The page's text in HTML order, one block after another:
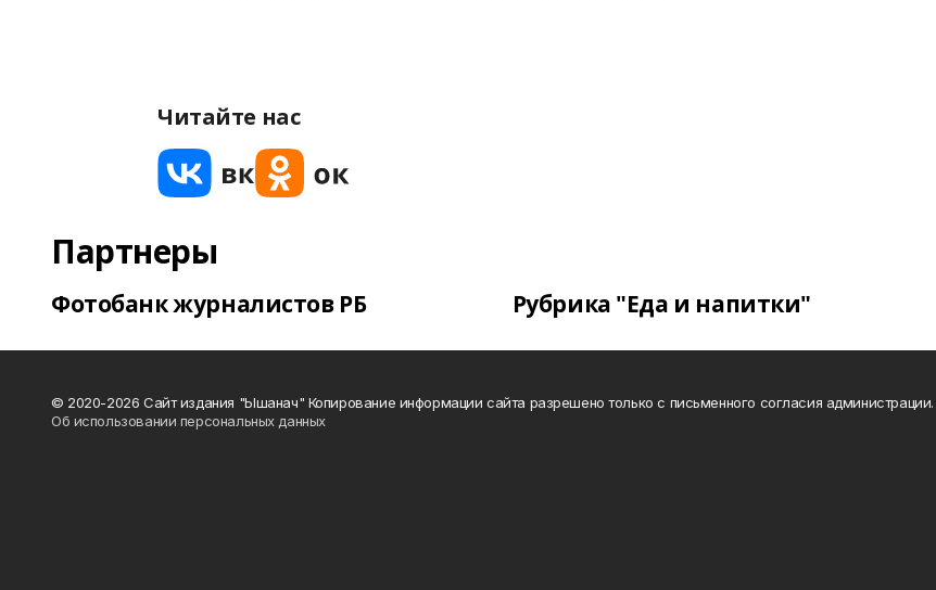
Читайте нас
Партнеры
Фотобанк журналистов РБ Рубрика "Еда и напитки"
© 2020-2026 Сайт издания "Ышанач" Копирование информации сайта разрешено только с письменного согласия администрации.
Об использовании персональных данных